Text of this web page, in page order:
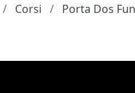
Corsi Porta Dos